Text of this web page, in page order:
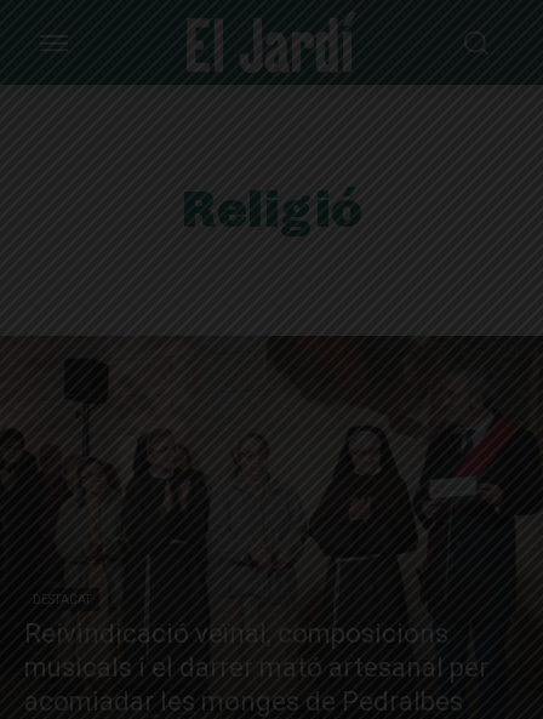
Religió
DESTACAT
Reivindicació veïnal, composicions
musicals i el darrer mató artesanal per
acomiadar les monges de Pedralbes